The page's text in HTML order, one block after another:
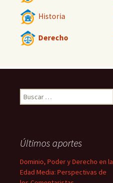
Historia
Derecho
Buscar:
Últimos aportes
Dominio, Poder y Derecho en la
Edad Media: Perspectivas de